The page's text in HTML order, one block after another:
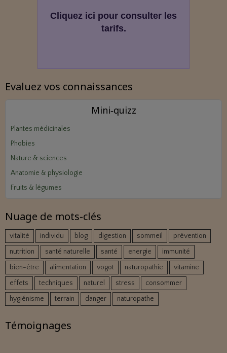
Cliquez ici pour consulter les
tarifs.
Evaluez vos connaissances
Mini‑quizz
Plantes médicinales
Phobies
Nature & sciences
Anatomie & physiologie
Fruits & légumes
Nuage de mots-clés
vitalité individu blog digestion sommeil
prévention
nutrition
santé naturelle santé energie
immunité
bien-être
alimentation vogot naturopathie
vitamine
effets
techniques naturel stress
consommer
hygiénisme
terrain danger naturopathe
Témoignages